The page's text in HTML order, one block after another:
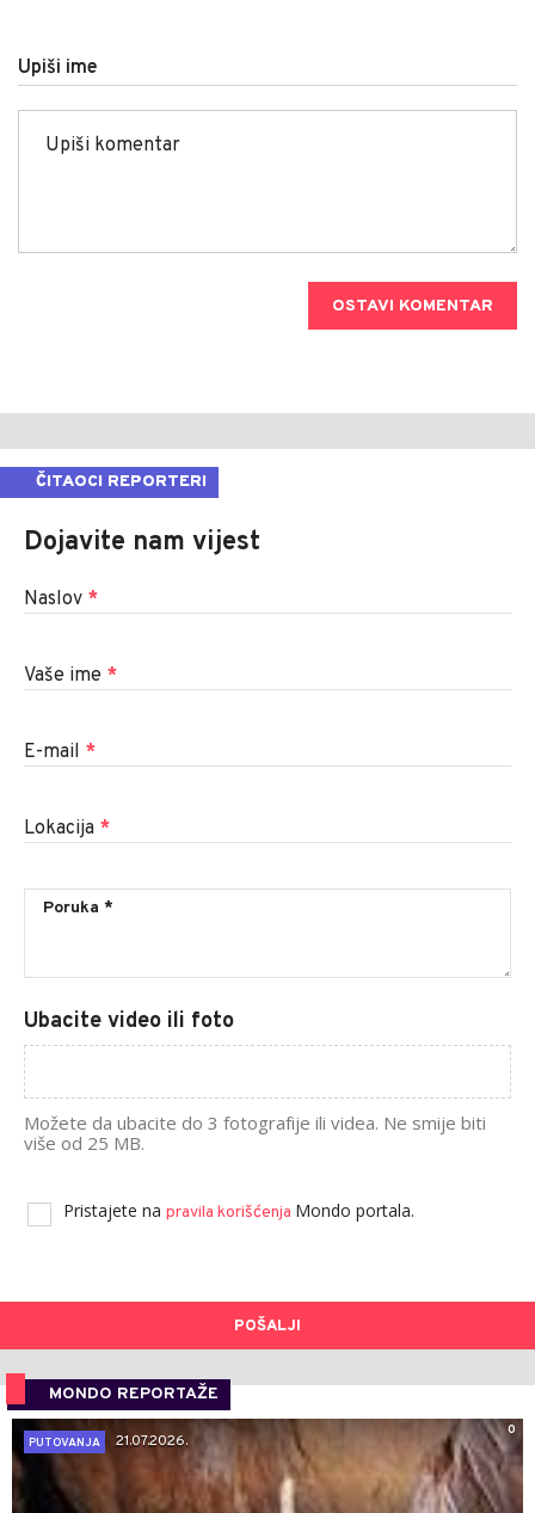
Upiši ime
OSTAVI KOMENTAR
ČITAOCI REPORTERI
Dojavite nam vijest
Naslov *
Vaše ime *
E-mail *
Lokacija *
Ubacite video ili foto
Možete da ubacite do 3 fotografije ili videa. Ne smije biti
više od 25 MB.
Pristajete na pravila korišćenja Mondo portala.
POŠALJI
MONDO REPORTAŽE
0
PUTOVANJA
21.07.2026.